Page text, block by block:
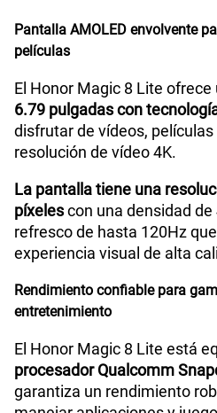
Reconocimiento Facial
Lector de Huella
VoLTE
VoWiFi
Compatibilidad con eSIM
Pantalla AMOLED envolvente
películas
El Honor Magic 8 Lite ofrece
6.79 pulgadas con
disfrutar de vídeos,
resolución de vídeo 4K.
La pantalla tiene una
píxelescon una densidad de
refresco de hasta 120Hz
experiencia visual de alta
Rendimiento confiable para
entretenimiento
El Honor Magic 8 Lite está
procesador Qualcomm
garantiza un rendimiento